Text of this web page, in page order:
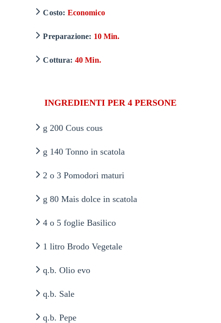
Costo: Economico
Preparazione: 10 Min.
Cottura: 40 Min.
INGREDIENTI PER 4 PERSONE
g 200 Cous cous
g 140 Tonno in scatola
2 o 3 Pomodori maturi
g 80 Mais dolce in scatola
4 o 5 foglie Basilico
1 litro Brodo Vegetale
q.b. Olio evo
q.b. Sale
q.b. Pepe